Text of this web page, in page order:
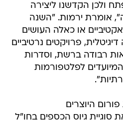
ולכן הקדשנו ליצירה
אומרת ירמות. "השנה
או כאלה העושים
פרויקטים נרטיביים
רבודה ברשת, וסדרות
לפלטפורמות
היוצרים
סוגיית גיוס הכספים בחו"ל